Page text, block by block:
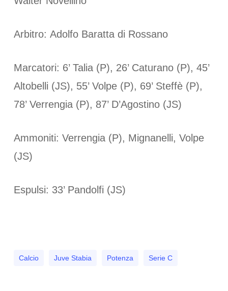
Arbitro: Adolfo Baratta di Rossano
Marcatori: 6’ Talia (P), 26’ Caturano (P), 45’
Altobelli (JS), 55’ Volpe (P), 69’ Steffè (P),
78’ Verrengia (P), 87’ D’Agostino (JS)
Ammoniti: Verrengia (P), Mignanelli, Volpe
(JS)
Espulsi: 33’ Pandolfi (JS)
Calcio Juve Stabia Potenza Serie C